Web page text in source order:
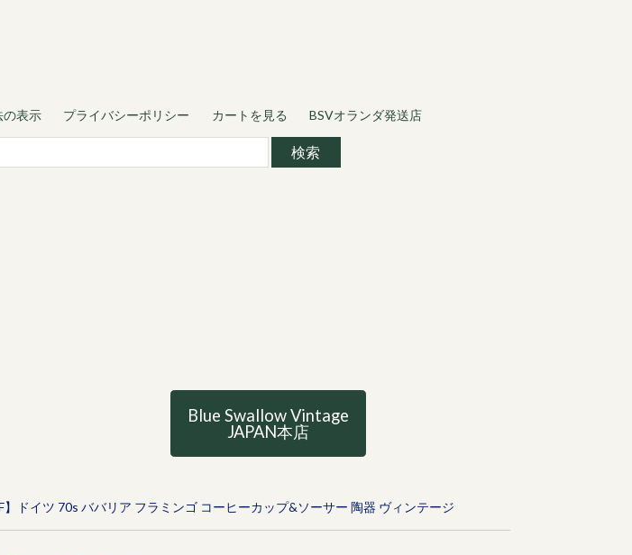
の表示 プライバシーポリシー カートを見る BSVオランダ発送店
Blue Swallow Vintage
JAPAN本店
】ドイツ 70s ババリア フラミンゴ コーヒーカップ&ソーサー 陶器 ヴィンテージ